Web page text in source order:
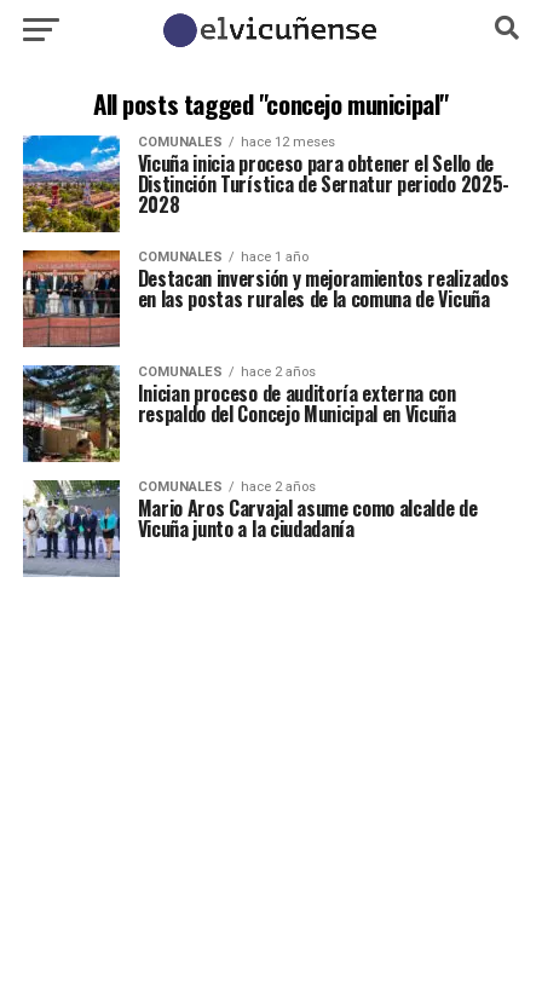
All posts tagged "concejo municipal"
COMUNALES hace 12 meses
Vicuña inicia proceso para obtener el Sello de
Distinción Turística de Sernatur periodo 2025-
2028
COMUNALES hace 1 año
Destacan inversión y mejoramientos realizados
en las postas rurales de la comuna de Vicuña
COMUNALES hace 2 años
Inician proceso de auditoría externa con
respaldo del Concejo Municipal en Vicuña
COMUNALES hace 2 años
Mario Aros Carvajal asume como alcalde de
Vicuña junto a la ciudadanía